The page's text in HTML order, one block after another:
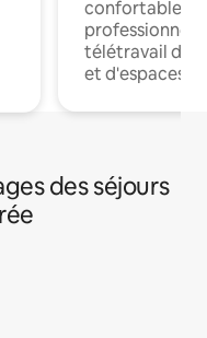
confortables
professionnels
télétravail
et d'espaces
des séjours